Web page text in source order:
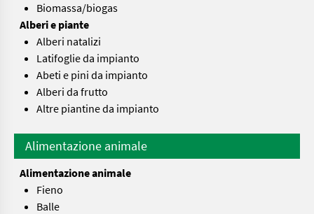
Biomassa/biogas
Alberi e piante
Alberi natalizi
Latifoglie da impianto
Abeti e pini da impianto
Alberi da frutto
Altre piantine da impianto
Alimentazione animale
Alimentazione animale
Fieno
Balle